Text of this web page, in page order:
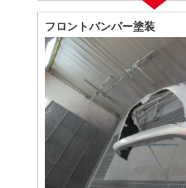
フロントバンパー塗装